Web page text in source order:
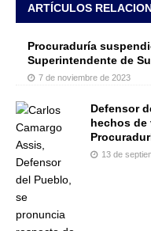
ARTÍCULOS
Procuraduría
Superintendente de
7 de noviembre de 2023
Defensor
hechos de
13 de